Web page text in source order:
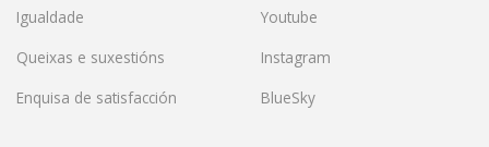
Igualdade
Queixas e suxestións
Enquisa de satisfacción
Youtube
Instagram
BlueSky